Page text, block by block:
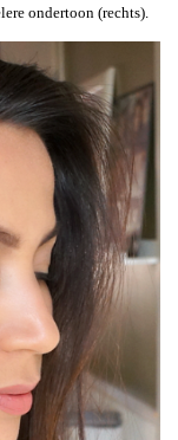
ondertoon (rechts).